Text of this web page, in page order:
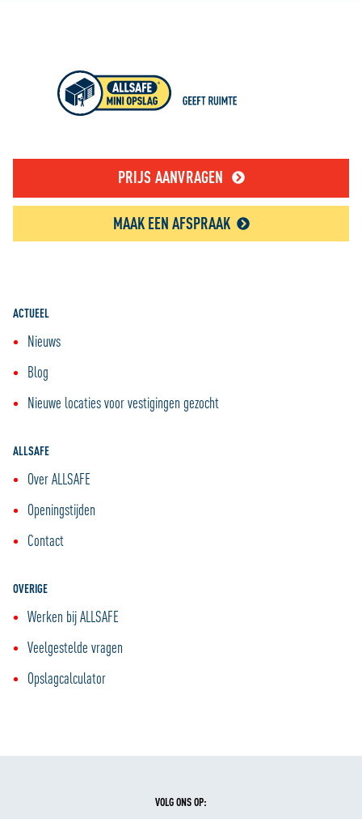
PRIJS AANVRAGEN
MAAK EEN AFSPRAAK
ACTUEEL
Nieuws
Blog
Nieuwe locaties voor vestigingen gezocht
ALLSAFE
Over ALLSAFE
Openingstijden
Contact
OVERIGE
Werken bij ALLSAFE
Veelgestelde vragen
Opslagcalculator
VOLG ONS OP: